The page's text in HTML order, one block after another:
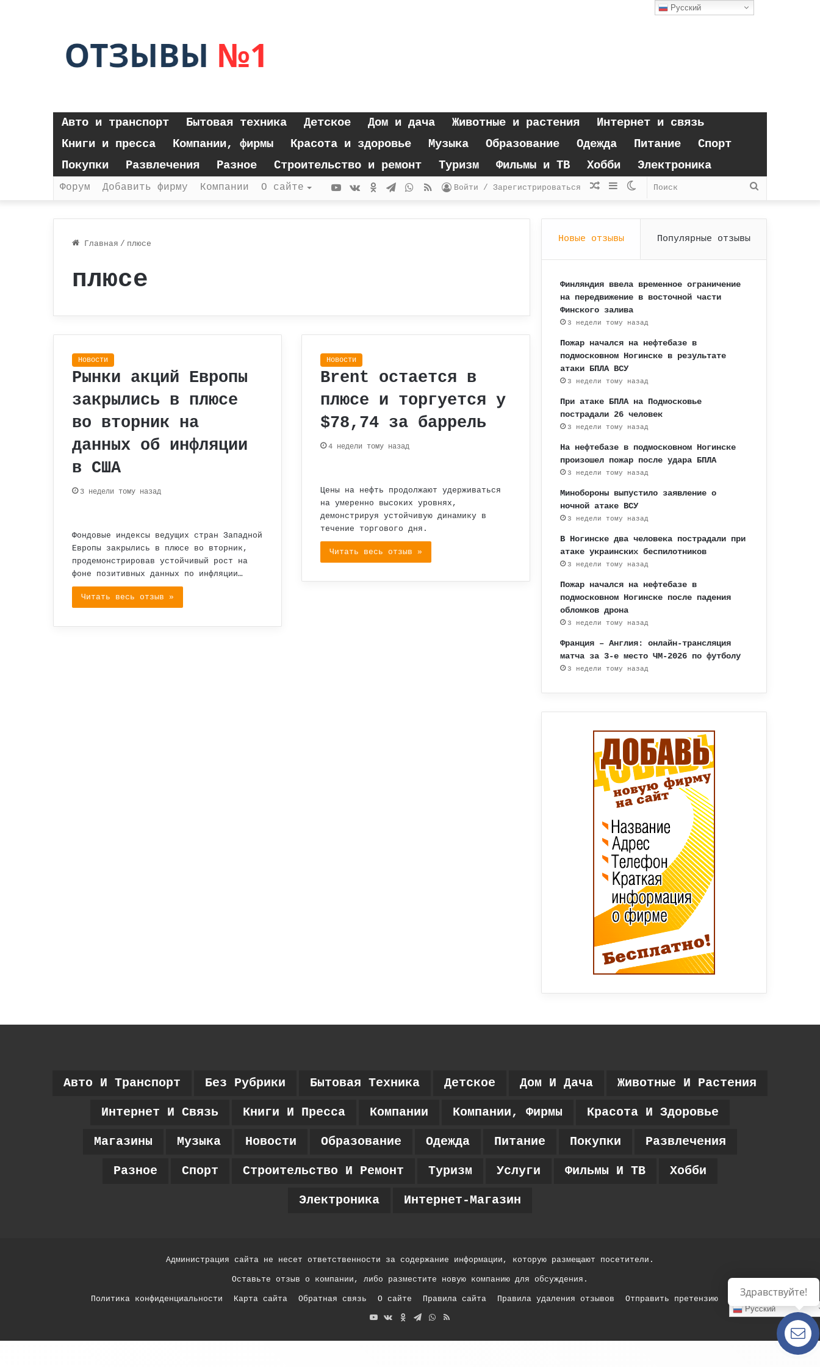
Авто и транспорт Бытовая техника Детское Дом и дача Животные и растения
Интернет и связь
Книги и пресса
Компании, фирмы Красота и здоровье Музыка Образование Одежда Питание
Спорт
Покупки
Развлечения Разное Строительство и ремонт Туризм Фильмы и ТВ Хобби Электроника
Форум Добавить фирму Компании О сайте Поиск
Switch
Sidebar
Случайная
Войти / Зарегистрироваться
RSS
WhatsApp
Telegram
Одноклассники
vk.com
YouTube
Главная / плюсе
плюсе
Новости
Рынки акций Европы
закрылись в плюсе
во вторник на
данных об инфляции
в США
3 недели тому назад
Фондовые индексы ведущих стран Западной
Европы закрылись в плюсе во вторник,
продемонстрировав устойчивый рост на
фоне позитивных данных по инфляции…
Читать весь отзыв »
Новости
Brent остается в
плюсе и торгуется у
$78,74 за баррель
4 недели тому назад
Цены на нефть продолжают удерживаться
на умеренно высоких уровнях,
демонстрируя устойчивую динамику в
течение торгового дня.
Читать весь отзыв »
Новые отзывы Популярные отзывы
Финляндия ввела временное ограничение
на передвижение в восточной части
Финского залива
3 недели тому назад
Пожар начался на нефтебазе в
подмосковном Ногинске в результате
атаки БПЛА ВСУ
3 недели тому назад
При атаке БПЛА на Подмосковье
пострадали 26 человек
3 недели тому назад
На нефтебазе в подмосковном Ногинске
произошел пожар после удара БПЛА
3 недели тому назад
Минобороны выпустило заявление о
ночной атаке ВСУ
3 недели тому назад
В Ногинске два человека пострадали при
атаке украинских беспилотников
3 недели тому назад
Пожар начался на нефтебазе в
подмосковном Ногинске после падения
обломков дрона
3 недели тому назад
Франция – Англия: онлайн-трансляция
матча за 3-е место ЧМ-2026 по футболу
3 недели тому назад
Авто И Транспорт Без Рубрики Бытовая Техника Детское Дом И Дача Животные И Растения
Интернет И Связь Книги И Пресса Компании Компании, Фирмы Красота И Здоровье
Магазины Музыка Новости Образование Одежда Питание Покупки Развлечения
Разное Спорт Строительство И Ремонт Туризм Услуги Фильмы И ТВ Хобби
Электроника Интернет-Магазин
Администрация сайта не несет ответственности за содержание информации, которую размещают посетители.
Оставьте отзыв о компании, либо разместите новую компанию для обсуждения.
Политика конфиденциальности Карта сайта Обратная связь О сайте Правила сайта Правила удаления отзывов
Отправить претензию
Русский
YouTubevk.com
Одноклассники
Telegram
WhatsApp
RSS
Русский
Есть
вопросы?
Здравствуйте!